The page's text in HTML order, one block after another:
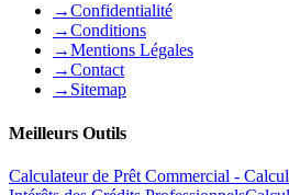
→Confidentialité
→Conditions
→Mentions Légales
→Contact
→ Sitemap
Meilleurs Outils
Calculateur de Prêt Commercial -